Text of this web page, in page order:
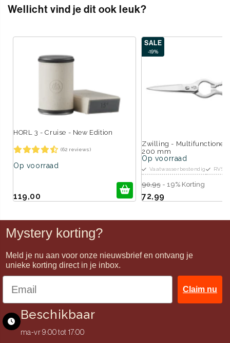
Wellicht vind je dit ook leuk?
HORL 3 - Cruise - New Edition
(62 reviews)
Op voorraad
119,00
SALE
-19%
Zwilling -
200 mm
Op voorraad
Vaatwasserbestendig RVS
90,95 - 19% Korting
72,99
Mystery korting?
Meld je nu aan voor onze nieuwsbrief en ontvang je
unieke korting direct in je inbox.
Claim nu
Beschikbaar
ma-vr 9:00 tot 17:00